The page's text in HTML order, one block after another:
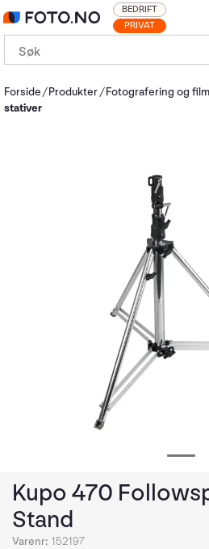
PRIVAT
BEDRIFT
Forside Produkter Fotografering og
stativer
Kupo 470
Stand
Varenr: 152197